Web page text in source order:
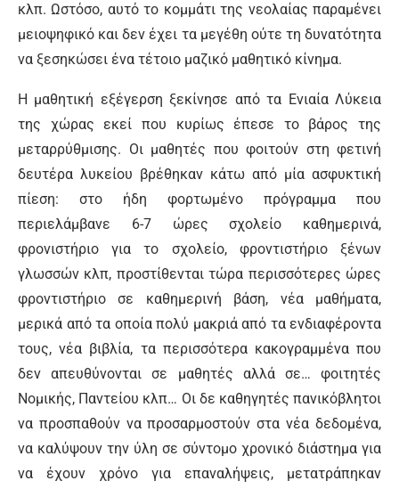
κλπ. Ωστόσο, αυτό το κομμάτι της νεολαίας παραμένει
μειοψηφικό και δεν έχει τα μεγέθη ούτε τη δυνατότητα
να ξεσηκώσει ένα τέτοιο μαζικό μαθητικό κίνημα.
Η μαθητική εξέγερση ξεκίνησε από τα Ενιαία Λύκεια
της χώρας εκεί που κυρίως έπεσε το βάρος της
μεταρρύθμισης. Οι μαθητές που φοιτούν στη φετινή
δευτέρα λυκείου βρέθηκαν κάτω από μία ασφυκτική
πίεση: στο ήδη φορτωμένο πρόγραμμα που
περιελάμβανε 6-7 ώρες σχολείο καθημερινά,
φρονιστήριο για το σχολείο, φροντιστήριο ξένων
γλωσσών κλπ, προστίθενται τώρα περισσότερες ώρες
φροντιστήριο σε καθημερινή βάση, νέα μαθήματα,
μερικά από τα οποία πολύ μακριά από τα ενδιαφέροντα
τους, νέα βιβλία, τα περισσότερα κακογραμμένα που
δεν απευθύνονται σε μαθητές αλλά σε… φοιτητές
Νομικής, Παντείου κλπ… Οι δε καθηγητές πανικόβλητοι
να προσπαθούν να προσαρμοστούν στα νέα δεδομένα,
να καλύψουν την ύλη σε σύντομο χρονικό διάστημα για
να έχουν χρόνο για επαναλήψεις, μετατράπηκαν